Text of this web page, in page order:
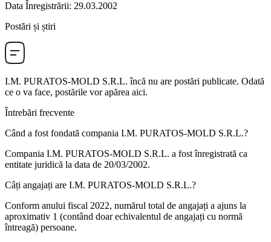
Data Înregistrării: 29.03.2002
Postări și știri
I.M. PURATOS-MOLD S.R.L. încă nu are postări publicate. Odată
ce o va face, postările vor apărea aici.
Întrebări frecvente
Când a fost fondată compania I.M. PURATOS-MOLD S.R.L.?
Compania I.M. PURATOS-MOLD S.R.L. a fost înregistrată ca
entitate juridică la data de 20/03/2002.
Câți angajați are I.M. PURATOS-MOLD S.R.L.?
Conform anului fiscal 2022, numărul total de angajați a ajuns la
aproximativ 1 (contând doar echivalentul de angajați cu normă
întreagă) persoane.